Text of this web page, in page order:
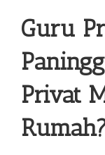
Guru
Privat